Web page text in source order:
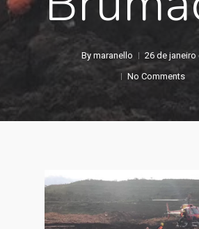
By maranello
26 de janeiro
No Comments